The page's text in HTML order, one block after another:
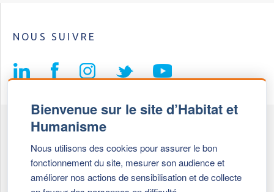
Bienvenue sur le site d’Habitat et
Humanisme
Nous utilisons des cookies pour assurer le bon
fonctionnement du site, mesurer son audience et
améliorer nos actions de sensibilisation et de collecte
NOUS SUIVRE
69647 Caluire et Cuire cedex